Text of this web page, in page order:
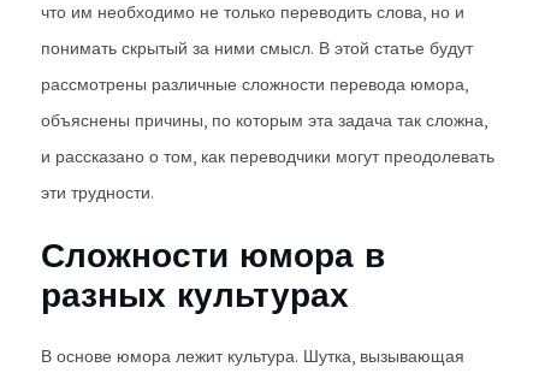
что им необходимо не только переводить слова, но и
понимать скрытый за ними смысл. В этой статье будут
рассмотрены различные сложности перевода юмора,
объяснены причины, по которым эта задача так сложна,
и рассказано о том, как переводчики могут преодолевать
эти трудности.
Сложности юмора в
разных культурах
В основе юмора лежит культура. Шутка, вызывающая